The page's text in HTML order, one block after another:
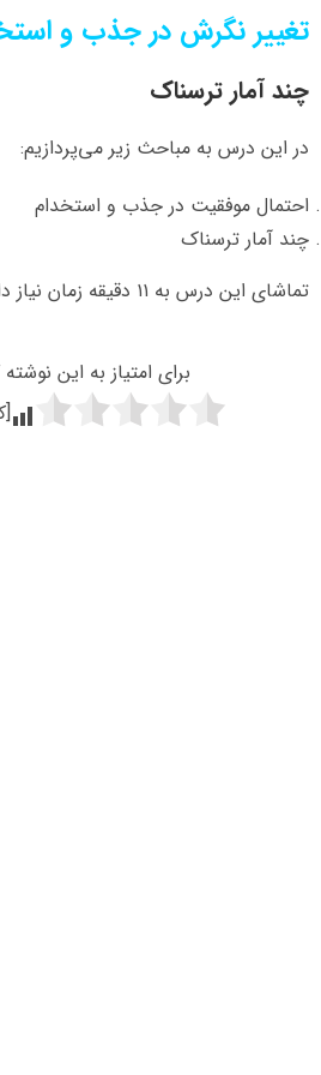
تغییر نگرش در جذب و
چند آمار ترسناک
در این درس به مباحث زیر می‌پردازیم:
احتمال موفقیت در جذب و استخدام
چند آمار ترسناک
تماشای این درس به ۱۱ دقیقه زمان نیاز دارد.
برای امتیاز به این